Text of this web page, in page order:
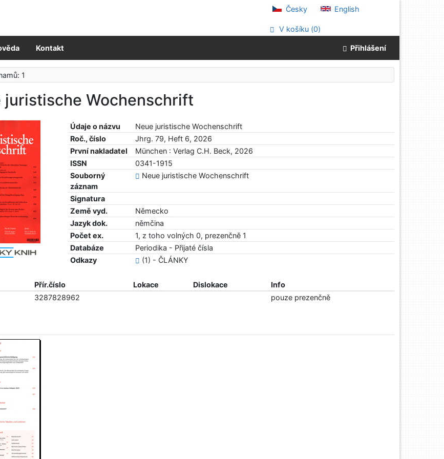
Česky English
V košíku (0)
Kontakt Přihlášení
1
juristische Wochenschrift
Údaje o názvu
Neue juristische Wochenschrift
Roč., číslo
Jhrg. 79, Heft 6, 2026
První nakladatel
München : Verlag C.H. Beck, 2026
ISSN
0341-1915
Souborný
záznam
Neue juristische Wochenschrift
Signatura
Země vyd.
Německo
Jazyk dok.
němčina
Počet ex.
1, z toho volných 0, prezenčně 1
Databáze
Periodika - Přijaté čísla
Odkazy
(1) - ČLÁNKY
Přír.číslo Lokace Dislokace
Info
3287828962 pouze prezenčně